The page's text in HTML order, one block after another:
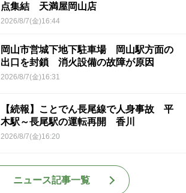
点集結 天満屋岡山店
2026/8/7(金)16:44
岡山市営城下地下駐車場 岡山駅方面の
出口を封鎖 消火設備の故障が原因
2026/8/7(金)16:31
【続報】ことでん長尾線で人身事故 平
木駅～長尾駅の運転再開 香川
2026/8/7(金)16:20
ニュース記事一覧